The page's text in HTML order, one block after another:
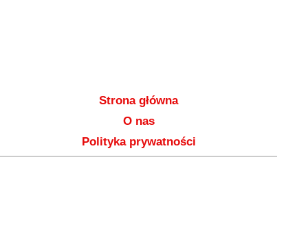
Strona główna
O nas
Polityka prywatności